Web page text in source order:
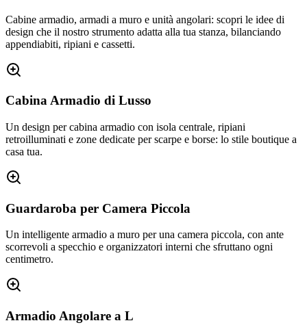
Cabine armadio, armadi a muro e unità angolari: scopri le idee di
design che il nostro strumento adatta alla tua stanza, bilanciando
appendiabiti, ripiani e cassetti.
Cabina Armadio di Lusso
Un design per cabina armadio con isola centrale, ripiani
retroilluminati e zone dedicate per scarpe e borse: lo stile boutique a
casa tua.
Guardaroba per Camera Piccola
Un intelligente armadio a muro per una camera piccola, con ante
scorrevoli a specchio e organizzatori interni che sfruttano ogni
centimetro.
Armadio Angolare a L